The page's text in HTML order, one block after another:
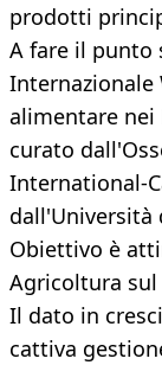
prodotti
A fare il punto
Internazionale
alimentare nei
curato
International-
dall'Università
Obiettivo è
Agricoltura
Il dato in
cattiva